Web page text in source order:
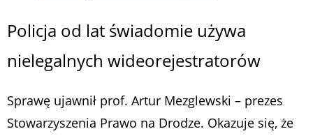
Policja od lat świadomie używa
nielegalnych wideorejestratorów
Sprawę ujawnił prof. Artur Mezglewski – prezes
Stowarzyszenia Prawo na Drodze. Okazuje się, że